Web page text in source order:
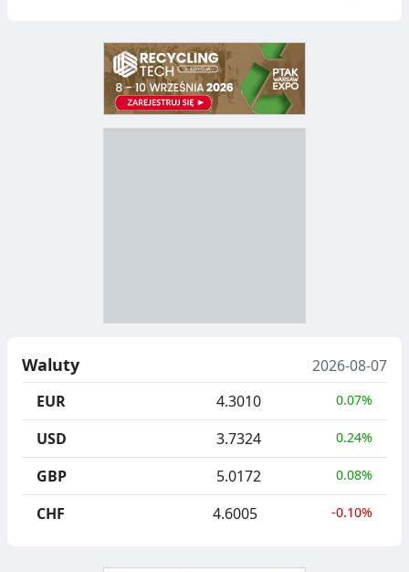
N
E
,
S
E
B
C
J
A
Waluty
2026-08-07
EUR
4.3010 0.07%
USD 3.7324 0.24%
GBP 5.0172 0.08%
CHF 4.6005 -0.10%